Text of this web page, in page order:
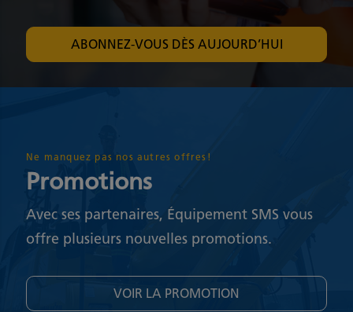
Ne manquez pas nos autres offres!
Promotions
Avec ses partenaires, Équipement SMS vous
offre plusieurs nouvelles promotions.
VOIR LA PROMOTION
ABONNEZ-VOUS DÈS AUJOURD’HUI